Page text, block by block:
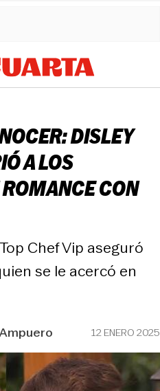
DISLEY
A LOS
CON
Chef Vip aseguró
se le acercó en
12 ENERO 2025